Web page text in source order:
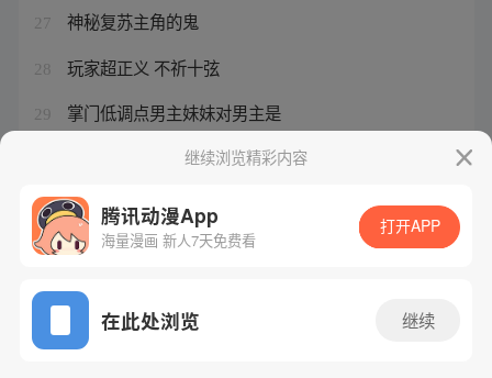
27 神秘复苏主角的鬼
28 玩家超正义 不祈十弦
29 掌门低调点男主妹妹对男主是
超神宠兽店有女主吗继续浏览精彩内容
腾讯动漫App
海量漫画 新人7天免费看
打开APP
在此处浏览 继续
网站备案/许可证号：粤B2-20090059-5
Copyright©1998 - 2026 Tencent. All Rights Reserved